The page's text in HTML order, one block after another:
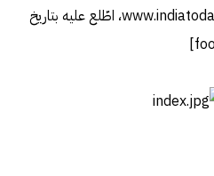
من موقع: www.indiatoday.in، اطّلع عليه بتاريخ